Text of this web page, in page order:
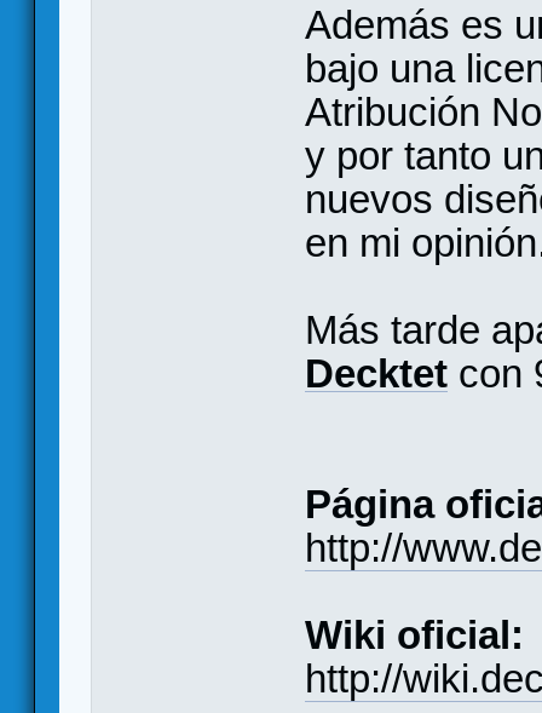
Además es
bajo una
Atribución
y por tanto
nuevos
en mi
Más tarde
Decktet con
Página
http://
Wiki oficial:
http://